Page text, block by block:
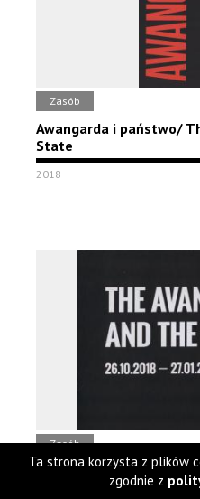
Zasób
Awangarda i państwo/
State
2018
Zasób
The Avant-Garde and
27.01.2019 [...]
Ta strona korzysta z plików
zgodnie z